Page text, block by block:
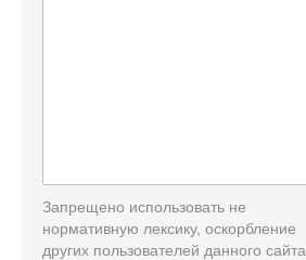
Запрещено использовать не
нормативную лексику, оскорбление
других пользователей данного сайта,